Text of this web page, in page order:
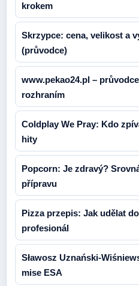
krokem
Skrzypce: cena, velikost a
(průvodce)
www.pekao24.pl –
rozhraním
Coldplay We Pray: Kdo
hity
Popcorn: Je zdravý?
přípravu
Pizza przepis: Jak udělat
profesionál
Sławosz Uznański-
mise ESA